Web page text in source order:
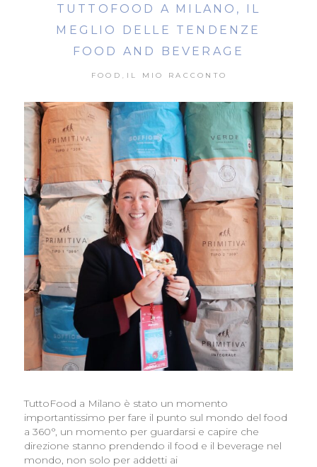
TUTTOFOOD A MILANO, IL
MEGLIO DELLE TENDENZE
FOOD AND BEVERAGE
FOOD , IL MIO RACCONTO
TuttoFood a Milano è stato un momento
importantissimo per fare il punto sul mondo del food
a 360°, un momento per guardarsi e capire che
direzione stanno prendendo il food e il beverage nel
mondo, non solo per addetti ai